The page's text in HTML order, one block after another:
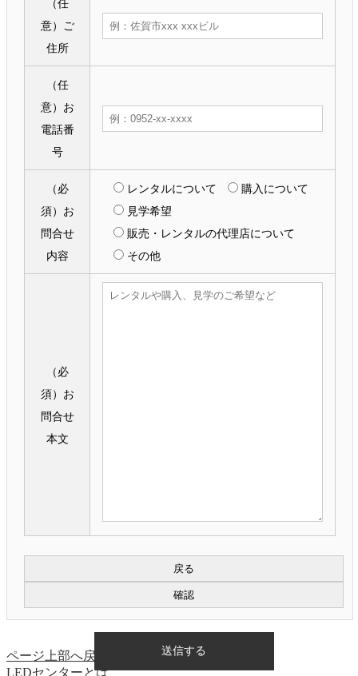
（任
意）
ご
住所
（任
意） お
電話番
号
（必
須） お
問合せ
内容
レンタルについて
購入について
見学希望
販売・レンタルの代理店について
その他
（必
須） お
問合せ
本文
ページ上部へ戻る
LEDセンターとは